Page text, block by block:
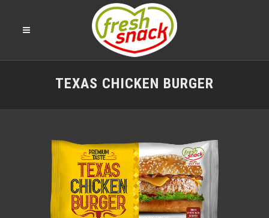
TEXAS CHICKEN BURGER